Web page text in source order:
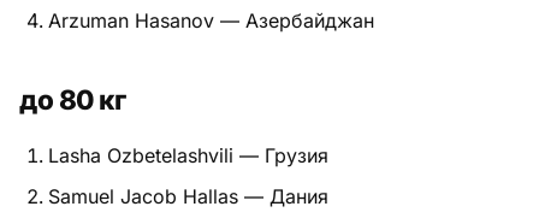
Тренировочный процесс
Экипировка
Arzuman Hasanov — Азербайджан
до 80 кг
Lasha Ozbetelashvili — Грузия
Samuel Jacob Hallas — Дания